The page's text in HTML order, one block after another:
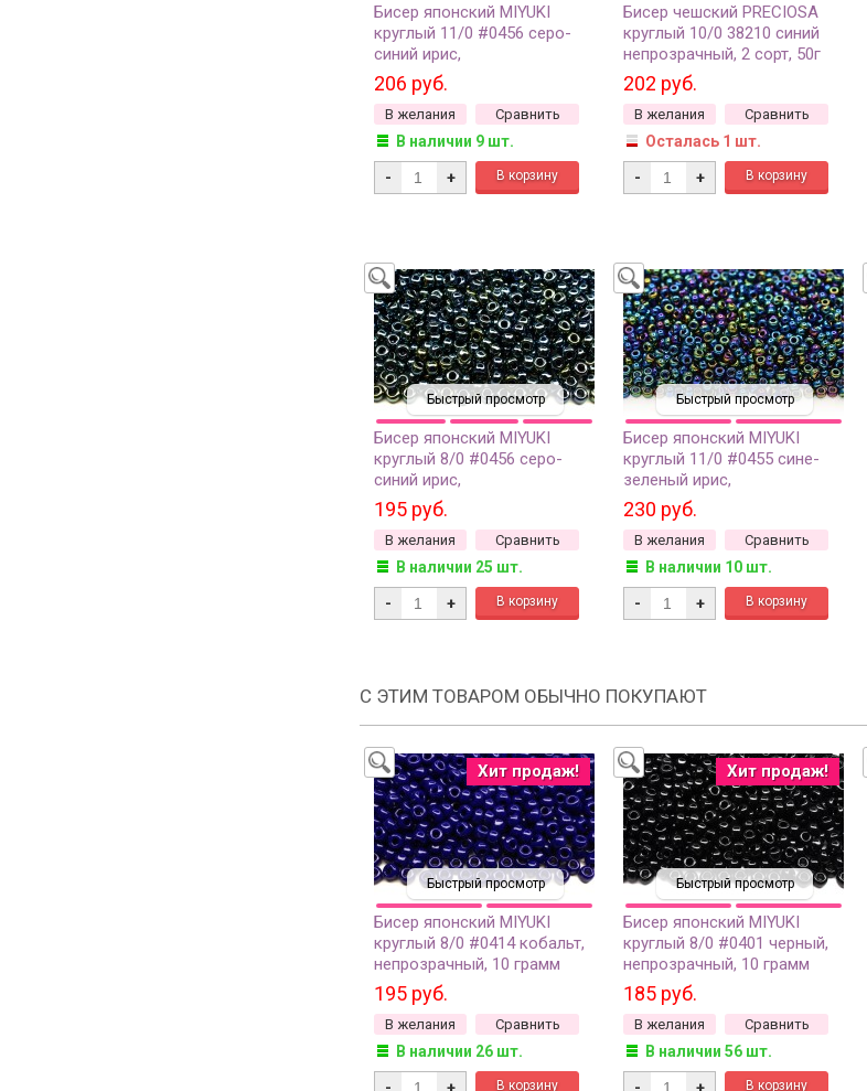
Бисер японский MIYUKI
круглый 11/0 #0456 серо-
синий ирис,
металлизированный, 10
грамм
206 руб.
В желания Сравнить
В наличии 9 шт.
- +
Бисер чешский PRECIOSA
круглый 10/0 38210 синий
непрозрачный, 2 сорт, 50г
202 руб.
В желания Сравнить
Осталась 1 шт.
- +
Быстрый просмотр
Бисер японский MIYUKI
круглый 8/0 #0456 серо-
синий ирис,
металлизированный, 10
грамм
195 руб.
В желания Сравнить
В наличии 25 шт.
- +
Быстрый просмотр
Бисер японский MIYUKI
круглый 11/0 #0455 сине-
зеленый ирис,
металлизированный, 10
грамм
230 руб.
В желания Сравнить
В наличии 10 шт.
- +
С ЭТИМ ТОВАРОМ ОБЫЧНО ПОКУПАЮТ
Быстрый просмотр
Хит продаж!
Бисер японский MIYUKI
круглый 8/0 #0414 кобальт,
непрозрачный, 10 грамм
195 руб.
В желания Сравнить
В наличии 26 шт.
Быстрый просмотр
Хит продаж!
Бисер японский MIYUKI
круглый 8/0 #0401 черный,
непрозрачный, 10 грамм
185 руб.
В желания Сравнить
В наличии 56 шт.